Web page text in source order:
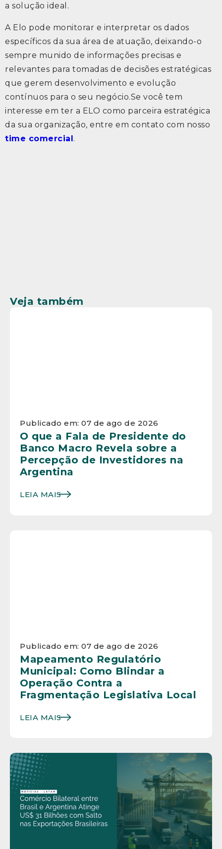
a solução ideal.
A Elo pode monitorar e interpretar os dados
específicos da sua área de atuação, deixando-o
sempre munido de informações precisas e
relevantes para tomadas de decisões estratégicas
que gerem desenvolvimento e evolução
contínuos para o seu negócio.Se você tem
interesse em ter a ELO como parceira estratégica
da sua organização, entre em contato com nosso
time comercial.
Veja também
Publicado em: 07 de ago de 2026
O que a Fala de Presidente do
Banco Macro Revela sobre a
Percepção de Investidores na
Argentina
LEIA MAIS
Publicado em: 07 de ago de 2026
Mapeamento Regulatório
Municipal: Como Blindar a
Operação Contra a
Fragmentação Legislativa Local
LEIA MAIS